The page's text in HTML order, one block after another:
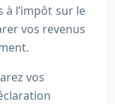
à l’impôt sur le
vos revenus
vos